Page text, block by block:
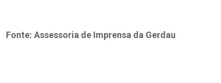
Fonte: Assessoria de Imprensa da Gerdau